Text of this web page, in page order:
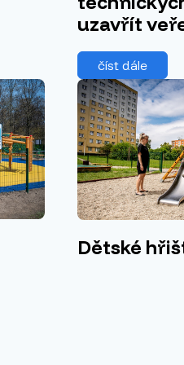
uzavřít
číst dále
Dětské